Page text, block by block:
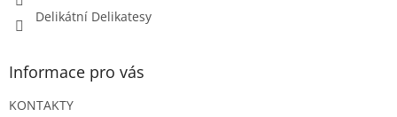
Delikátní Delikatesy
Informace pro vás
KONTAKTY